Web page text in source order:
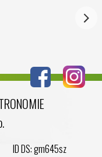
ID DS: gm645sz